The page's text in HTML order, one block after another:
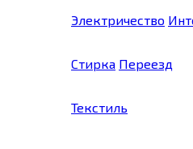
Электричество
Стирка Переезд
Текстиль